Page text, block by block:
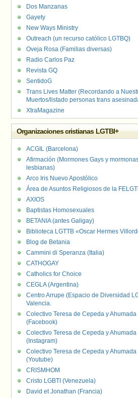
Dos Manzanas
Gayety
New Ways Ministry
Outreach (un recurso católico LGTBQ)
Oveja Rosa (Familias diversas)
Radio Carlos Paz
Revista GQ
SentidoG
Trans Lives Matter (Recordando a
Muertos/listado personas trans
XtraMagazine
Organizaciones cristianas LGTBI+
ACGIL (Barcelona)
Afirmación (Mormones Gays y
lesbianas)
Arco Iris Nuevo Apostólico
Área de Asuntos Religiosos de la
AXIOS
Baptistas Homosexuales
BETANIA (antes Galigay)
Biblioteca LGTTB «Oscar Hermes
Blog de Betania
Cammini di Speranza (Italia)
CATHOGAY
Catholics for Choice
CEGLA (Argentina)
Centro Arrupe (Espacio de Diversidad
Valencia.
Colectivo Teresa de Cepeda y Ahumada
(Facebook)
Colectivo Teresa de Cepeda y Ahumada
(Instagram)
Colectivo Teresa de Cepeda y Ahumada
(Youtube)
CRISMHOM
Cristo LGBTI (Venezuela)
David et Jonathan (Francia)